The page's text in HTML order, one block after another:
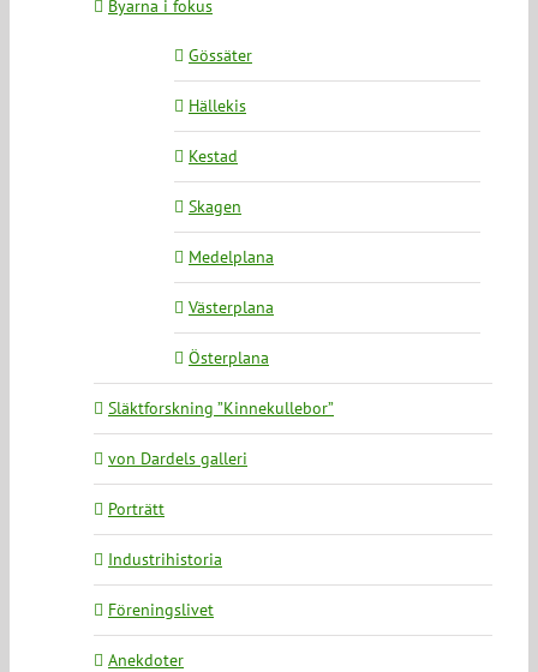
Byarna i fokus
Gössäter
Hällekis
Kestad
Skagen
Medelplana
Västerplana
Österplana
Släktforskning ”Kinnekullebor”
von Dardels galleri
Porträtt
Industrihistoria
Föreningslivet
Anekdoter